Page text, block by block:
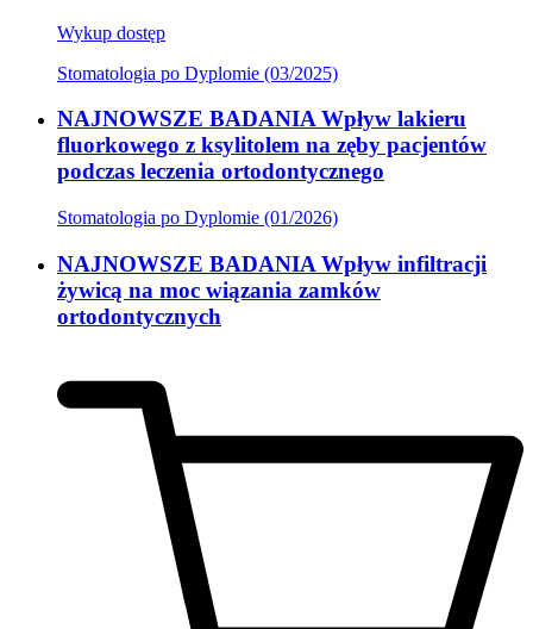
Wykup dostęp
Stomatologia po Dyplomie (03/2025)
NAJNOWSZE BADANIA Wpływ lakieru
fluorkowego z ksylitolem na zęby pacjentów
podczas leczenia ortodontycznego
Stomatologia po Dyplomie (01/2026)
NAJNOWSZE BADANIA Wpływ infiltracji
żywicą na moc wiązania zamków
ortodontycznych